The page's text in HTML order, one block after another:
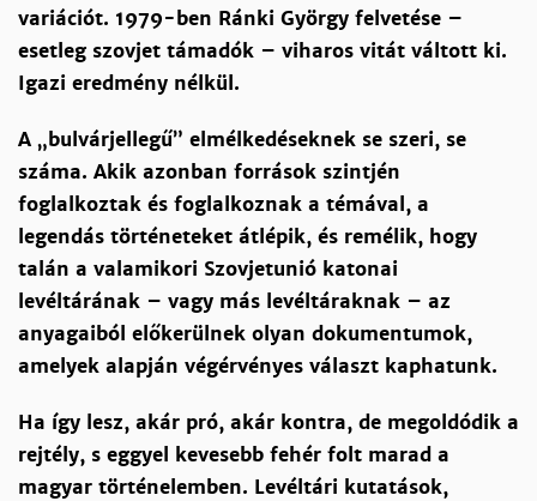
variációt. 1979-ben Ránki György felvetése –
esetleg szovjet támadók – viharos vitát váltott ki.
Igazi eredmény nélkül.
A „bulvárjellegű” elmélkedéseknek se szeri, se
száma. Akik azonban források szintjén
foglalkoztak és foglalkoznak a témával, a
legendás történeteket átlépik, és remélik, hogy
talán a valamikori Szovjetunió katonai
levéltárának – vagy más levéltáraknak – az
anyagaiból előkerülnek olyan dokumentumok,
amelyek alapján végérvényes választ kaphatunk.
Ha így lesz, akár pró, akár kontra, de megoldódik a
rejtély, s eggyel kevesebb fehér folt marad a
magyar történelemben. Levéltári kutatások,